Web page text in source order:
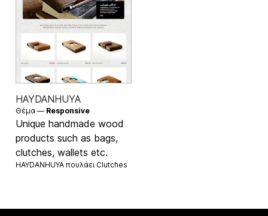
HAYDANHUYA
Θέμα — Responsive
Unique handmade wood
products such as bags,
clutches, wallets etc.
HAYDANHUYA πουλάει Clutches